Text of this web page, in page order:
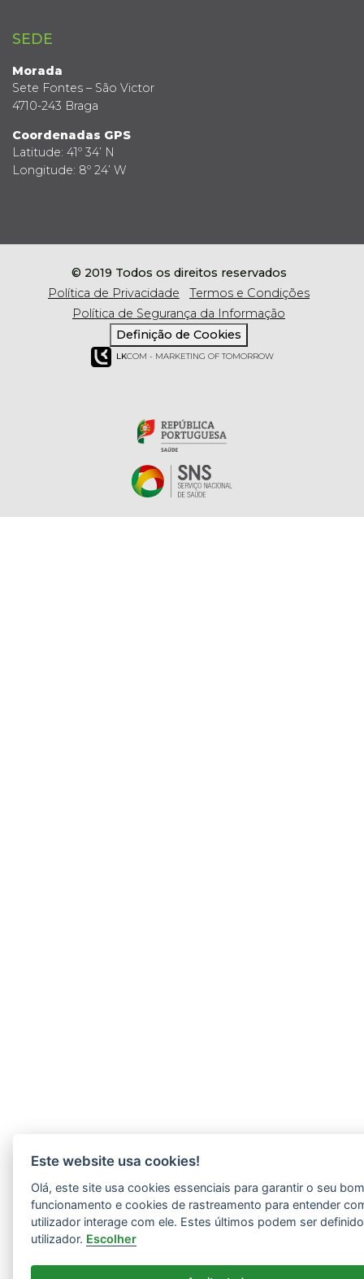
SEDE
Morada
Sete Fontes – São Victor
4710-243 Braga
Coordenadas GPS
Latitude: 41º 34’ N
Longitude: 8º 24’ W
© 2019 Todos os direitos reservados
Política de Privacidade
Termos e Condições
Política de Segurança da Informação
Definição de Cookies
LKCOM - MARKETING OF TOMORROW
Este website usa cookies!
Olá, este site usa cookies essenciais para garantir o seu
funcionamento e cookies de rastreamento para entender
utilizador interage com ele. Estes últimos podem ser
utilizador. Escolher